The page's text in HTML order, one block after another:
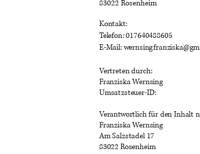
83022 Rosenheim
Kontakt:
Telefon: 017640488605
E-Mail:
Vertreten durch:
Franziska Wernsing
Umsatzsteuer-ID:
Verantwortlich für den Inhalt
Franziska Wernsing
Am Salzstadel 17
83022 Rosenheim